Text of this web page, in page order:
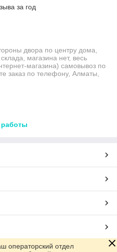
за год
двора по центру дома,
магазина нет, весь
магазина) самовывоз по
заказ по телефону, Алматы,
работы
операторский отдел